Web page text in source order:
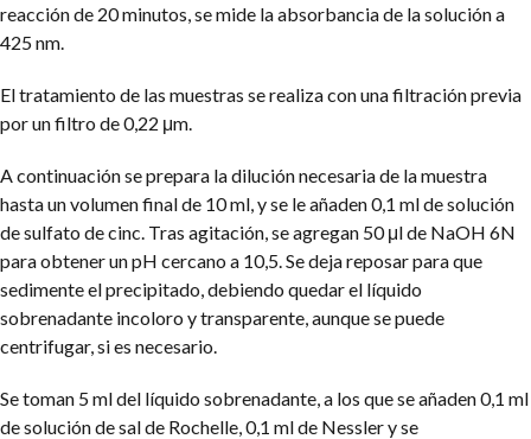
reacción de 20 minutos, se mide la absorbancia de la solución a
425 nm.
El tratamiento de las muestras se realiza con una filtración previa
por un filtro de 0,22 μm.
A continuación se prepara la dilución necesaria de la muestra
hasta un volumen final de 10 ml, y se le añaden 0,1 ml de solución
de sulfato de cinc. Tras agitación, se agregan 50 μl de NaOH 6N
para obtener un pH cercano a 10,5. Se deja reposar para que
sedimente el precipitado, debiendo quedar el líquido
sobrenadante incoloro y transparente, aunque se puede
centrifugar, si es necesario.
Se toman 5 ml del líquido sobrenadante, a los que se añaden 0,1 ml
de solución de sal de Rochelle, 0,1 ml de Nessler y se